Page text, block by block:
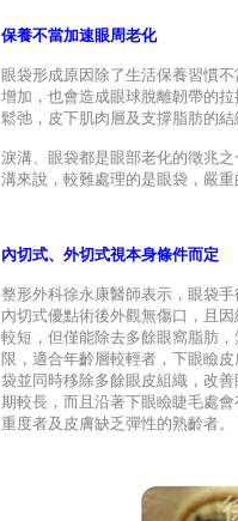
保養不當加速眼周老化
眼袋形成原因除了生活保養習慣
增加，也會造成眼球脫離韌帶的
鬆弛，皮下肌肉層及支撐脂肪的
淚溝、眼袋都是眼部老化的徵兆
溝來說，較難處理的是眼袋，嚴
內切式、外切式視本身條件而定
整形外科徐永康醫師表示，眼袋
內切式優點術後外觀無傷口，且
較短，但僅能除去多餘眼窩脂肪
限，適合年齡層較輕者，下眼瞼
袋並同時移除多餘眼皮組織，改
期較長，而且沿著下眼瞼睫毛處
重度者及皮膚缺乏彈性的熟齡者。